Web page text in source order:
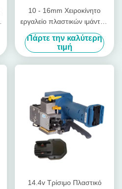
10 - 16mm Χειροκίνητο
εργαλείο πλαστικών ιμάντων
με μπαταρία χωρίς σφραγίδα
Ασύρματος χειροκίνητος
ιμάντης παλέτας
Πάρτε την καλύτερη
τιμή
14.4v Τρίσιμο Πλαστικό